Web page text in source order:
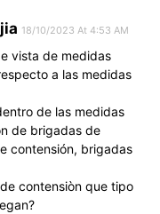
18/10/2023 At 4:53 AM
vista de medidas
a las medidas
de las medidas
de brigadas de
contensión, brigadas
contensiòn que tipo